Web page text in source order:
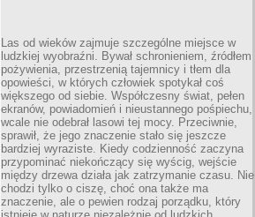
Las od wieków zajmuje szczególne miejsce w
ludzkiej wyobraźni. Bywał schronieniem, źródłem
pożywienia, przestrzenią tajemnicy i tłem dla
opowieści, w których człowiek spotykał coś
większego od siebie. Współczesny świat, pełen
ekranów, powiadomień i nieustannego pośpiechu,
wcale nie odebrał lasowi tej mocy. Przeciwnie,
sprawił, że jego znaczenie stało się jeszcze
bardziej wyraziste. Kiedy codzienność zaczyna
przypominać niekończący się wyścig, wejście
między drzewa działa jak zatrzymanie czasu. Nie
chodzi tylko o ciszę, choć ona także ma
znaczenie, ale o pewien rodzaj porządku, który